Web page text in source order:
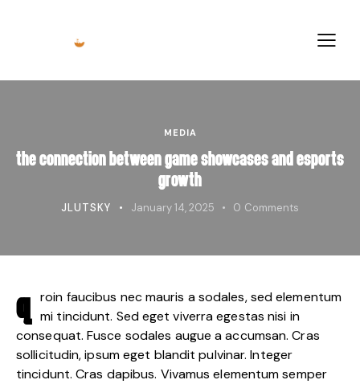
MEDIA
THE CONNECTION BETWEEN GAME SHOWCASES AND ESPORTS
GROWTH
JLUTSKY January 14, 2025 0 Comments
Q
roin faucibus nec mauris a sodales, sed elementum
mi tincidunt. Sed eget viverra egestas nisi in
consequat. Fusce sodales augue a accumsan. Cras
sollicitudin, ipsum eget blandit pulvinar. Integer
tincidunt. Cras dapibus. Vivamus elementum semper